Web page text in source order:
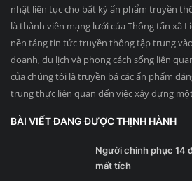
nhật liên tục cho bất kỳ ấn phẩm truyền
là thành viên mạng lưới của Thông tấn xã
nền tảng tin tức truyền thông tập trung
doanh, du lịch và phong cách sống liên
của chúng tôi là truyền bá các ấn phẩm
trung thực liên quan đến việc xây dựng
BÀI VIẾT ĐANG ĐƯỢC THỊNH HÀNH
Người chinh phục 14
mất tích